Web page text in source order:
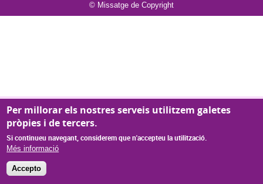
© Missatge de Copyright
Per millorar els nostres serveis utilitzem galetes
pròpies i de tercers.
Si continueu navegant, considerem que n'accepteu la utilització.
Més informació
Accepto